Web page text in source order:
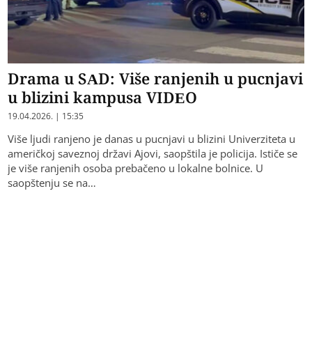
Drama u SAD: Više ranjenih u pucnjavi
u blizini kampusa VIDEO
19.04.2026. | 15:35
Više ljudi ranjeno je danas u pucnjavi u blizini Univerziteta u
američkoj saveznoj državi Ajovi, saopštila je policija. Ističe se
je više ranjenih osoba prebačeno u lokalne bolnice. U
saopštenju se na…